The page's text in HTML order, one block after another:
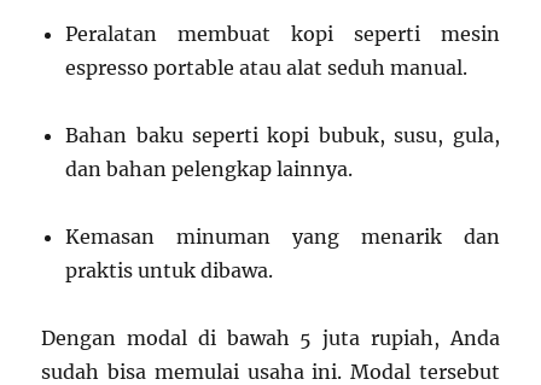
Peralatan membuat kopi seperti mesin
espresso portable atau alat seduh manual.
Bahan baku seperti kopi bubuk, susu, gula,
dan bahan pelengkap lainnya.
Kemasan minuman yang menarik dan
praktis untuk dibawa.
Dengan modal di bawah 5 juta rupiah, Anda
sudah bisa memulai usaha ini. Modal tersebut